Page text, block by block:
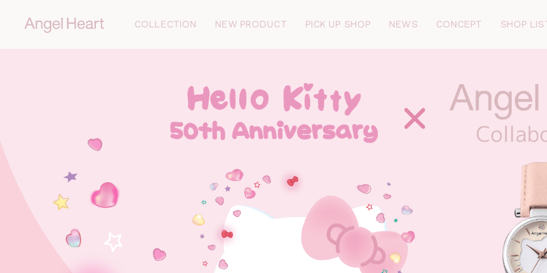
COLLECTION
First Star
NEW PRODUCT PICK UP SHOP NEWS CONCEPT SHOP